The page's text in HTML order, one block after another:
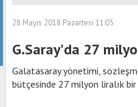
28 Mayıs 2018 Pazartesi 11:05
G.Saray'da 27
Galatasaray yönetimi,
bütçesinde 27 milyon liralık bir